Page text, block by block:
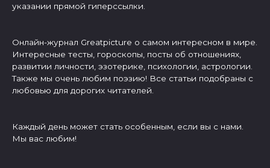
указании прямой гиперссылки.
Онлайн-журнал Greatpicture о самом интересном в мире.
Интересные тесты, гороскопы, посты об отношениях,
развитии личности, эзотерике, психологии, астрологии.
Также мы очень любим поэзию! Все статьи подобраны с
любовью для дорогих читателей.
Каждый день может стать особенным, если вы с нами.
Мы вас любим!